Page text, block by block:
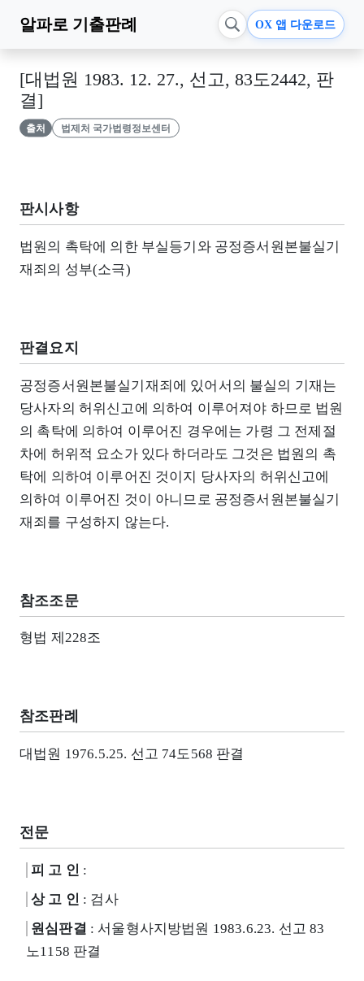
알파로 기출판례 OX 앱 다운로드
[대법원 1983. 12. 27., 선고, 83도2442, 판
결]
출처 법제처 국가법령정보센터
판시사항
법원의 촉탁에 의한 부실등기와 공정증서원본불실기
재죄의 성부(소극)
판결요지
공정증서원본불실기재죄에 있어서의 불실의 기재는
당사자의 허위신고에 의하여 이루어져야 하므로 법원
의 촉탁에 의하여 이루어진 경우에는 가령 그 전제절
차에 허위적 요소가 있다 하더라도 그것은 법원의 촉
탁에 의하여 이루어진 것이지 당사자의 허위신고에
의하여 이루어진 것이 아니므로 공정증서원본불실기
재죄를 구성하지 않는다.
참조조문
형법 제228조
참조판례
대법원 1976.5.25. 선고 74도568 판결
전문
피 고 인 :
상 고 인 : 검사
원심판결 : 서울형사지방법원 1983.6.23. 선고 83
노1158 판결